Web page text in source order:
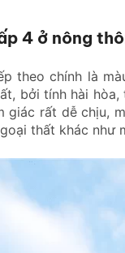
4 ở nông
theo chính là
bởi tính hài hòa,
giác rất dễ chịu,
thất khác như